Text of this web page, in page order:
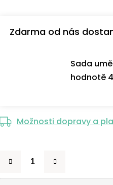
Zdarma od nás
Sada
hodnotě
Možnosti dopravy a